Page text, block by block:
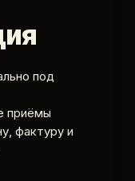
под
приёмы
фактуру и